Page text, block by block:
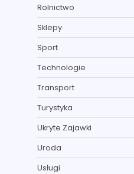
Rolnictwo
Sklepy
Sport
Technologie
Transport
Turystyka
Ukryte Zajawki
Uroda
Usługi